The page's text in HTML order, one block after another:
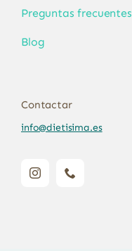
Preguntas frecuentes
Blog
Contactar
info@dietisima.es